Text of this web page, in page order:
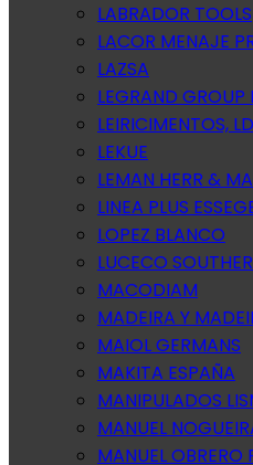
LABRADOR TOOLS
LACOR MENAJE
LAZSA
LEGRAND GROUP
LEIRICIMENTOS,
LEKUE
LEMAN HERR &
LINEA PLUS
LOPEZ BLANCO
LUCECO
MACODIAM
MADEIRA Y
MAIOL GERMANS
MAKITA ESPAÑA
MANIPULADOS
MANUEL
MANUEL OBRERO